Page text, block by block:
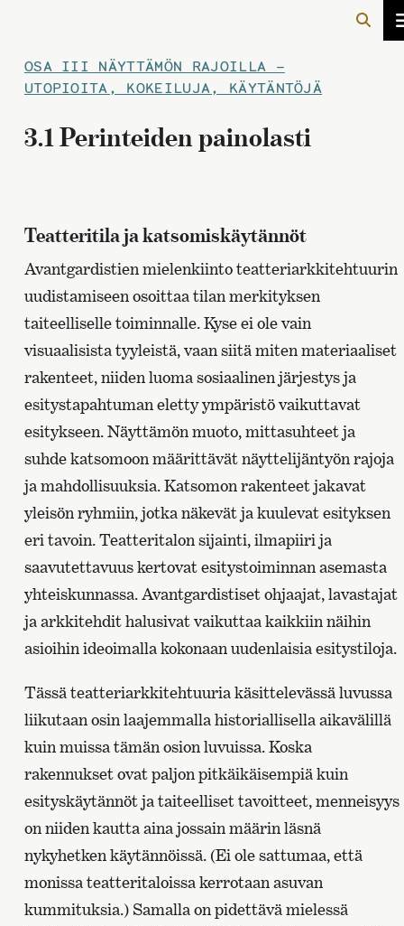
OSA III
NÄYTTÄMÖN RAJOILLA –
UTOPIOITA, KOKEILUJA, KÄYTÄNTÖJÄ
3.1 Perinteiden painolasti
Teatteritila ja katsomiskäytännöt
Avantgardistien mielenkiinto teatteriarkkitehtuurin
uudistamiseen osoittaa tilan merkityksen
taiteelliselle toiminnalle. Kyse ei ole vain
visuaalisista tyyleistä, vaan siitä miten materiaaliset
rakenteet, niiden luoma sosiaalinen järjestys ja
esitystapahtuman eletty ympäristö vaikuttavat
esitykseen. Näyttämön muoto, mittasuhteet ja
suhde katsomoon määrittävät näyttelijäntyön rajoja
ja mahdollisuuksia. Katsomon rakenteet jakavat
yleisön ryhmiin, jotka näkevät ja kuulevat esityksen
eri tavoin. Teatteritalon sijainti, ilmapiiri ja
saavutettavuus kertovat esitystoiminnan asemasta
yhteiskunnassa. Avantgardistiset ohjaajat, lavastajat
ja arkkitehdit halusivat vaikuttaa kaikkiin näihin
asioihin ideoimalla kokonaan uudenlaisia esitystiloja.
Tässä teatteriarkkitehtuuria käsittelevässä luvussa
liikutaan osin laajemmalla historiallisella aikavälillä
kuin muissa tämän osion luvuissa. Koska
rakennukset ovat paljon pitkäikäisempiä kuin
esityskäytännöt ja taiteelliset tavoitteet, menneisyys
on niiden kautta aina jossain määrin läsnä
nykyhetken käytännöissä. (Ei ole sattumaa, että
monissa teatteritaloissa kerrotaan asuvan
kummituksia.) Samalla on pidettävä mielessä